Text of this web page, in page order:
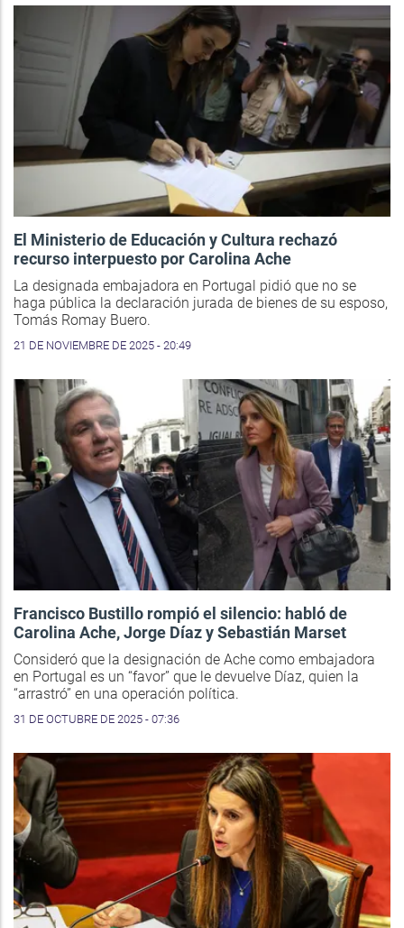
El Ministerio de Educación y Cultura rechazó
recurso interpuesto por Carolina Ache
La designada embajadora en Portugal pidió que no se
haga pública la declaración jurada de bienes de su esposo,
Tomás Romay Buero.
21 DE NOVIEMBRE DE 2025 - 20:49
Francisco Bustillo rompió el silencio: habló de
Carolina Ache, Jorge Díaz y Sebastián Marset
Consideró que la designación de Ache como embajadora
en Portugal es un “favor” que le devuelve Díaz, quien la
“arrastró” en una operación política.
31 DE OCTUBRE DE 2025 - 07:36